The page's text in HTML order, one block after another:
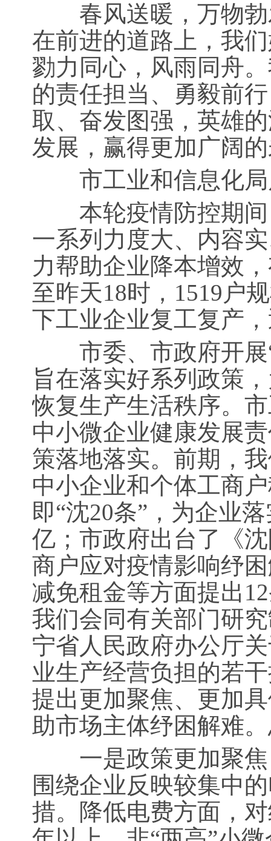
春风送暖，万物勃
在前进的道路上，我
勠力同心，风雨同舟
的责任担当、勇毅前
取、奋发图强，英雄
发展，赢得更加广阔
市工业和信息化局
本轮疫情防控期间
一系列力度大、内容
力帮助企业降本增效
至昨天18时，1519户
下工业企业复工复产
市委、市政府开展“
旨在落实好系列政策
恢复生产生活秩序。
中小微企业健康发展
策落地落实。前期，
中小企业和个体工商
即“沈20条”，为企业
亿；市政府出台了《
商户应对疫情影响纾
减免租金等方面提出
我们会同有关部门研
宁省人民政府办公厅
业生产经营负担的若
提出更加聚焦、更加
助市场主体纾困解难
一是政策更加聚焦
围绕企业反映较集中
措。降低电费方面，